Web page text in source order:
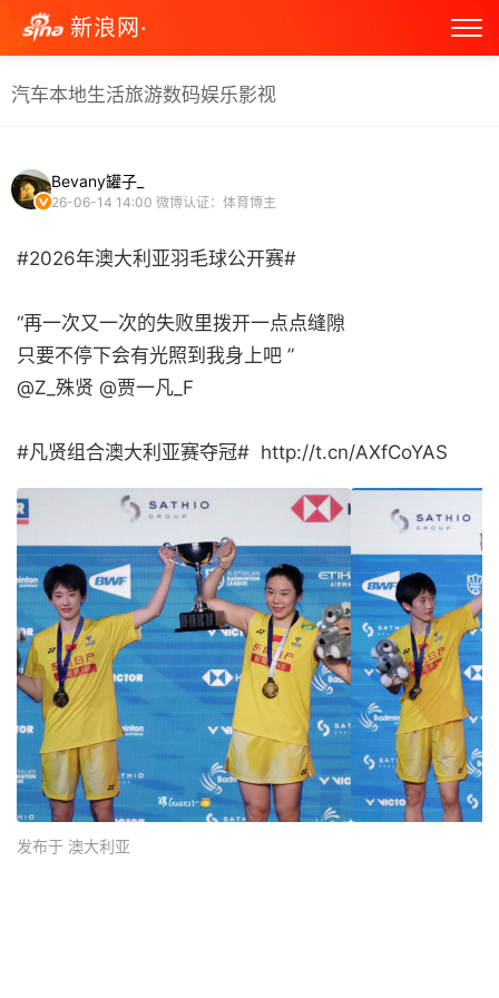
新浪网·
汽车本地生活旅游数码娱乐影视
Bevany罐子_
26-06-14 14:00 微博认证：体育博主
#2026年澳大利亚羽毛球公开赛#
“再一次又一次的失败里拨开一点点缝隙
只要不停下会有光照到我身上吧 ”
@Z_殊贤 @贾一凡_F
#凡贤组合澳大利亚赛夺冠# ​ http://t.cn/AXfCoYAS ​
发布于 澳大利亚